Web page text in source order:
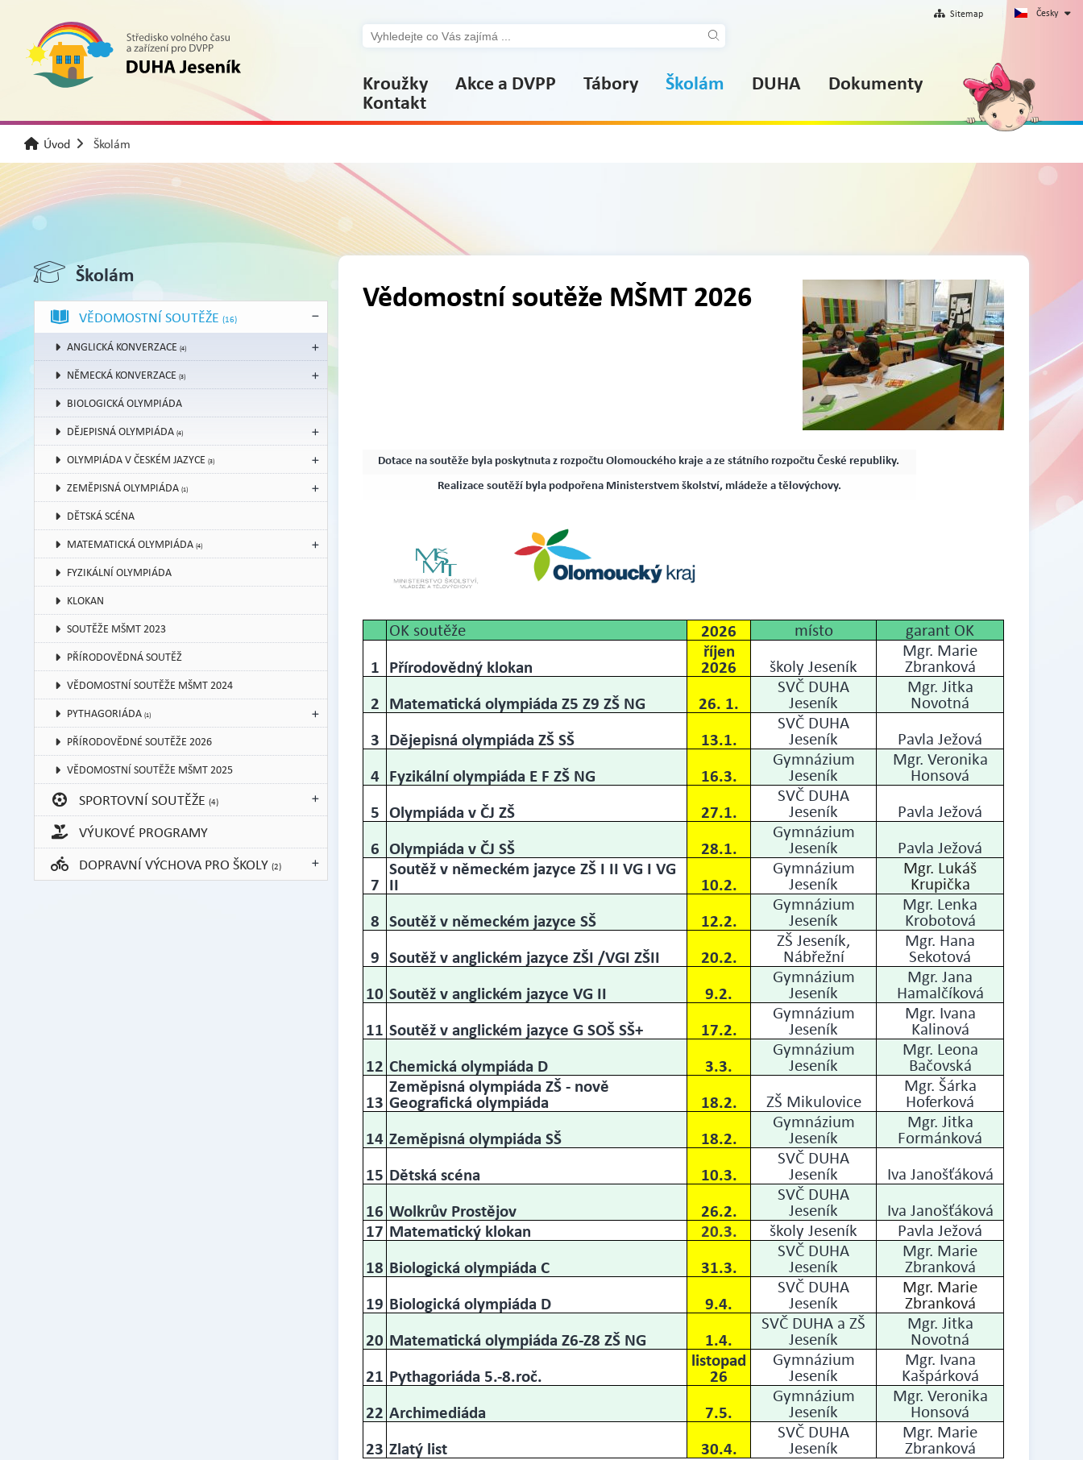
Česky
Sitemap
Kroužky Akce a DVPP Tábory Školám DUHA Dokumenty
Kontakt
Úvod Školám
Školám
VĚDOMOSTNÍ SOUTĚŽE (16)
ANGLICKÁ KONVERZACE (4)
NĚMECKÁ KONVERZACE (3)
BIOLOGICKÁ OLYMPIÁDA
DĚJEPISNÁ OLYMPIÁDA (4)
OLYMPIÁDA V ČESKÉM JAZYCE (3)
ZEMĚPISNÁ OLYMPIÁDA (1)
DĚTSKÁ SCÉNA
MATEMATICKÁ OLYMPIÁDA (4)
FYZIKÁLNÍ OLYMPIÁDA
KLOKAN
SOUTĚŽE MŠMT 2023
PŘÍRODOVĚDNÁ SOUTĚŽ
VĚDOMOSTNÍ SOUTĚŽE MŠMT 2024
PYTHAGORIÁDA (1)
PŘÍRODOVĚDNÉ SOUTĚŽE 2026
VĚDOMOSTNÍ SOUTĚŽE MŠMT 2025
SPORTOVNÍ SOUTĚŽE (4)
VÝUKOVÉ PROGRAMY
DOPRAVNÍ VÝCHOVA PRO ŠKOLY (2)
Vědomostní soutěže MŠMT 2026
Dotace na soutěže byla poskytnuta z rozpočtu Olomouckého kraje a ze státního rozpočtu České republiky.
Realizace soutěží byla podpořena Ministerstvem školství, mládeže a tělovýchovy.
OK soutěže 2026 místo garant OK
1 Přírodovědný klokan
říjen
2026 školy Jeseník
Mgr. Marie
Zbranková
2 Matematická olympiáda Z5 Z9 ZŠ NG 26. 1.
SVČ DUHA
Jeseník
Mgr. Jitka
Novotná
3 Dějepisná olympiáda ZŠ SŠ 13.1.
SVČ DUHA
Jeseník Pavla Ježová
4 Fyzikální olympiáda E F ZŠ NG 16.3.
Gymnázium
Jeseník
Mgr. Veronika
Honsová
5 Olympiáda v ČJ ZŠ 27.1.
SVČ DUHA
Jeseník Pavla Ježová
6 Olympiáda v ČJ SŠ 28.1.
Gymnázium
Jeseník Pavla Ježová
7
Soutěž v německém jazyce ZŠ I II VG I VG
II 10.2.
Gymnázium
Jeseník
Mgr. Lukáš
Krupička
8 Soutěž v německém jazyce SŠ 12.2.
Gymnázium
Jeseník
Mgr. Lenka
Krobotová
9 Soutěž v anglickém jazyce ZŠI /VGI ZŠII 20.2.
ZŠ Jeseník,
Nábřežní
Mgr. Hana
Sekotová
10 Soutěž v anglickém jazyce VG II 9.2.
Gymnázium
Jeseník
Mgr. Jana
Hamalčíková
11 Soutěž v anglickém jazyce G SOŠ SŠ+ 17.2.
Gymnázium
Jeseník
Mgr. Ivana
Kalinová
12 Chemická olympiáda D 3.3.
Gymnázium
Jeseník
Mgr. Leona
Bačovská
13
Zeměpisná olympiáda ZŠ - nově
Geografická olympiáda 18.2. ZŠ Mikulovice
Mgr. Šárka
Hoferková
14 Zeměpisná olympiáda SŠ 18.2.
Gymnázium
Jeseník
Mgr. Jitka
Formánková
15 Dětská scéna 10.3.
SVČ DUHA
Jeseník Iva Janošťáková
16 Wolkrův Prostějov 26.2.
SVČ DUHA
Jeseník Iva Janošťáková
17 Matematický klokan 20.3. školy Jeseník Pavla Ježová
18 Biologická olympiáda C 31.3.
SVČ DUHA
Jeseník
Mgr. Marie
Zbranková
19 Biologická olympiáda D 9.4.
SVČ DUHA
Jeseník
Mgr. Marie
Zbranková
20 Matematická olympiáda Z6-Z8 ZŠ NG 1.4.
SVČ DUHA a ZŠ
Jeseník
Mgr. Jitka
Novotná
21 Pythagoriáda 5.-8.roč.
listopad
26
Gymnázium
Jeseník
Mgr. Ivana
Kašpárková
22 Archimediáda 7.5.
Gymnázium
Jeseník
Mgr. Veronika
Honsová
23 Zlatý list 30.4.
SVČ DUHA
Jeseník
Mgr. Marie
Zbranková